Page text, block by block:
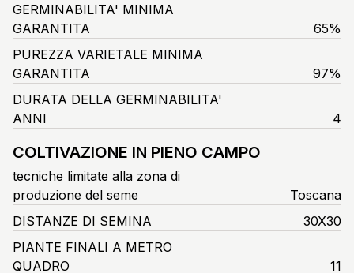
GERMINABILITA' MINIMA
GARANTITA
65%
PUREZZA VARIETALE MINIMA
GARANTITA
97%
DURATA DELLA GERMINABILITA'
ANNI
4
COLTIVAZIONE IN PIENO CAMPO
tecniche limitate alla zona di
produzione del seme
Toscana
DISTANZE DI SEMINA
30X30
PIANTE FINALI A METRO
QUADRO
11